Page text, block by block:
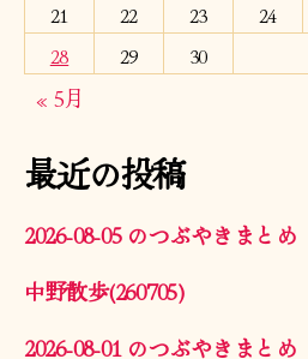
21
22 23 24
28
29 30
« 5月
最近の投稿
2026-08-05 のつぶやきまとめ
中野散歩(260705)
2026-08-01 のつぶやきまとめ